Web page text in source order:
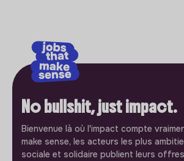
No bullshit, just impact.
Bienvenue là où l'impact compte
make sense, les acteurs les plus
sociale et solidaire publient leurs